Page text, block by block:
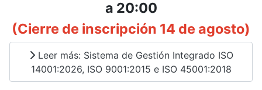
a 20:00
(Cierre de inscripción 14 de agosto)
Leer más: Sistema de Gestión Integrado ISO
14001:2026, ISO 9001:2015 e ISO 45001:2018